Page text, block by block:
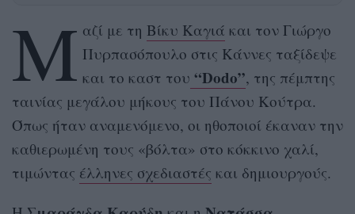
Μ αζί με τη Βίκυ Καγιά και τον Γιώργο
Πυρπασόπουλο στις Κάννες ταξίδεψε
και το καστ του “Dodo”, της πέμπτης
ταινίας μεγάλου μήκους του Πάνου Κούτρα.
Όπως ήταν αναμενόμενο, οι ηθοποιοί έκαναν την
καθιερωμένη τους «βόλτα» στο κόκκινο χαλί,
τιμώντας έλληνες σχεδιαστές και δημιουργούς.